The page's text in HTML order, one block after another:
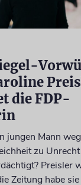
die FDP-
jungen Mann
zu
Preisler
Zeitung habe